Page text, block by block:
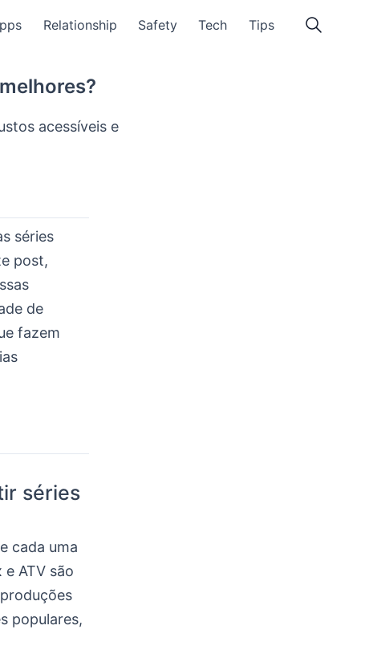
Relationship Safety Tech Tips
acessíveis e
séries
post,
de
fazem
séries
cada uma
ATV são
populares,